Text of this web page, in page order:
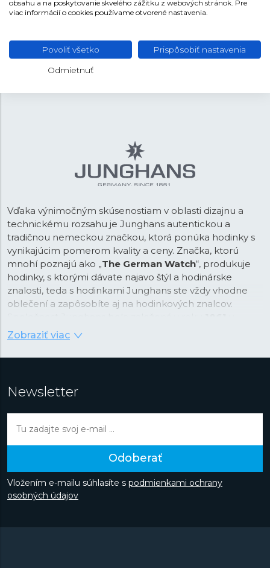
REMIENOK
MATERIÁL REMIENKA Koža
FARBA REMIENKA Fialová
Vďaka výnimočným skúsenostiam v oblasti dizajnu a
technickému rozsahu je Junghans autentickou a
tradičnou nemeckou značkou, ktorá ponúka hodinky s
vynikajúcim pomerom kvality a ceny. Značka, ktorú
mnohí poznajú ako „The German Watch“, produkuje
hodinky, s ktorými dávate najavo štýl a hodinárske
znalosti, teda s hodinkami Junghans ste vždy vhodne
oblečení a zapôsobíte aj na hodinkových znalcov.
Schramberku v Čiernom lese a už viac ako 160 rokov je
symbolom precíznosti a dizajnu. V rámci svojej histórie si
na svoj vrub pripísala niekoľko prvenstiev. V roku 1903
chronometrov na svete a v roce 1972 bola značka
hrách v Mníchove a priekopníkom v oblasti merania
času. Dnes je značka s nálepkou „Made in Germany“
podvedomia zákazníkov sa dostala aj vďaka napojeniu
Do dnešného dňa vznikajú hodinky ovplyvnené týmto
smerom a najmä prácou
Zobraziť viac
Newsletter
Odoberať
Vložením e-mailu súhlasíte s podmienkami ochrany
osobných údajov
obsahu a na poskytovanie skvelého zážitku z webových stránok. Pre
viac informácií o cookies používame otvorené nastavenia.
Povoliť všetko Prispôsobiť nastavenia
Odmietnuť